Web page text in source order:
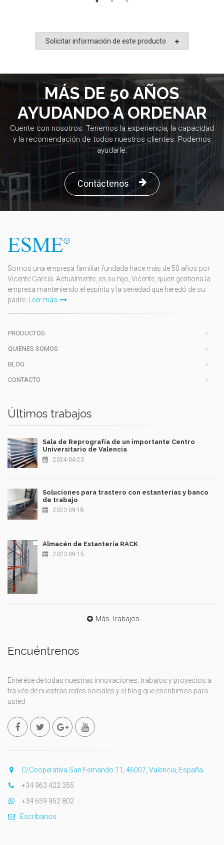
Solicitar información de este producto
MÁS DE 50 AÑOS
AYUDANDO A ORDENAR
Cuente con nosotros. Tenemos la experiencia, la capacidad
y la recomendación de todos nuestros clientes. Podemos
ayudarle.
Contáctenos
Somos una empresa familiar fundada hace más de 50 años por
Vicente García. Actualmente, es su hijo, Vicente, quien gestiona la
empresa manteniendo el espíritu y la seriedad que heredó de su
padre. Leer más
PRODUCTOS
QUIENES SOMOS
BLOG
CONTACTO
Últimos trabajos
Sala de Reprografía de un importante Centro
Universitario de Valencia
2024-04-23
Soluciones para trastero con estanterías y banco
de trabajo
2023-09-18
Almacén de Estantería RACK
2023-09-15
Más Trabajos
Encuéntrenos
Enterése de todas nuestras innovaciones, trabajos y proyectos a
tra vés de nuestras redes sociales y el blog que escribimos para
usted
C/Cooperativa San Fernando 11, 46007, Valencia, España
+34 963 422 355
+34 659 952 802
Escríbanos